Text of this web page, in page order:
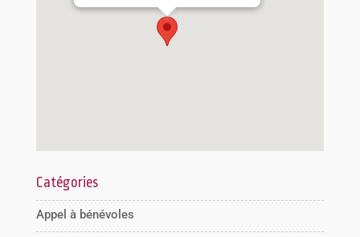
Catégories
Appel à bénévoles